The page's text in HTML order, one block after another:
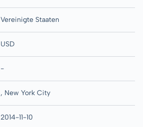
Vereinigte Staaten
USD
-
, New York City
2014-11-10